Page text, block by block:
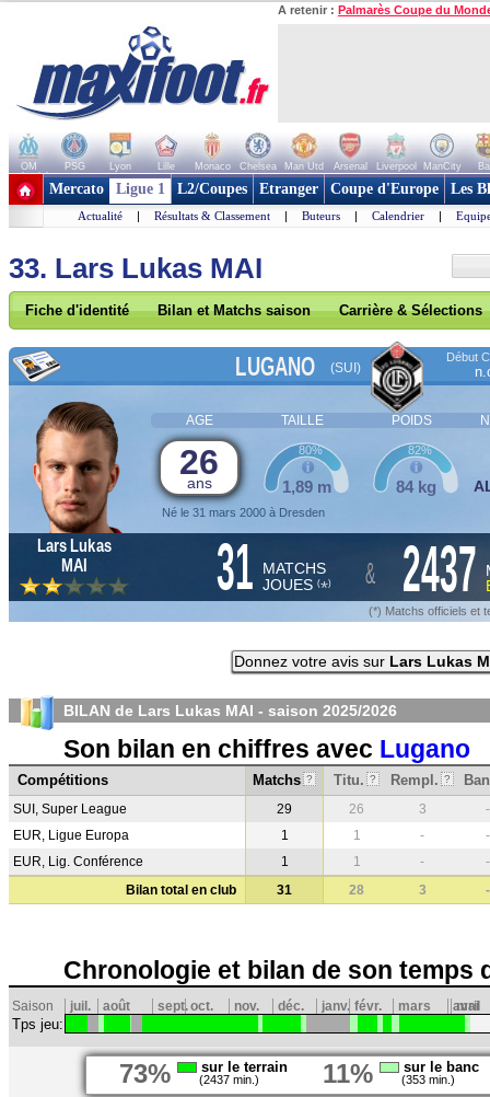
A retenir : Palmarès Coupe du
OM PSG Lyon Lille Monaco Chelsea Man Utd Arsenal Liverpool ManCity
+ de clubs
Mercato Ligue 1 L2/Coupes Etranger Coupe d'Europe Les
Actualité | Résultats & Classement | Buteurs | Calendrier |
33. Lars Lukas MAI
Fiche d'identité Bilan et Matchs saison Carrière & Sélections
LUGANO (SUI)
Début
AGE TAILLE POIDS
26
ans
Né le 31 mars 2000 à Dresden
1,89 m
80%
84 kg
82%
Lars Lukas
MAI
31 MATCHS
JOUES (*) & 2437
(*) Matchs officiels et
Donnez votre avis sur Lars Lukas
BILAN de Lars Lukas MAI - saison 2025/2026
Son bilan en chiffres avec Lugano
Compétitions Matchs ? Titu. ? Rempl. ?
SUI, Super League 29 26 3
-
EUR, Ligue Europa
1 1 -
-
EUR, Lig. Conférence
1 1 -
-
Bilan total en club
31 28 3 -
Chronologie et bilan de son temps
Saison juil. août sept.oct. nov. déc. janv. févr. mars avril
mai
Tps jeu:
73% sur le terrain
(2437 min.) 11% sur le banc
(353 min.)